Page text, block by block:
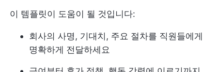
이 템플릿이 도움이 될 것입니다:
회사의 사명, 기대치, 주요 절차를 직원들에게
명확하게 전달하세요